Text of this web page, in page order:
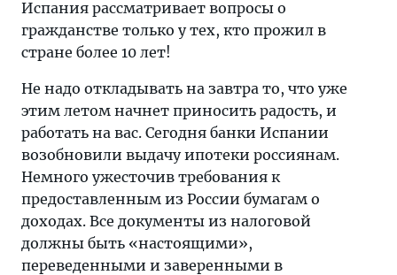
Испания рассматривает вопросы о
гражданстве только у тех, кто прожил в
стране более 10 лет!
Не надо откладывать на завтра то, что уже
этим летом начнет приносить радость, и
работать на вас. Сегодня банки Испании
возобновили выдачу ипотеки россиянам.
Немного ужесточив требования к
предоставленным из России бумагам о
доходах. Все документы из налоговой
должны быть «настоящими»,
переведенными и заверенными в